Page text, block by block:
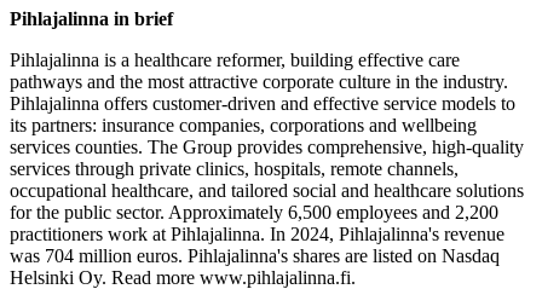
Pihlajalinna in brief
Pihlajalinna is a healthcare reformer, building effective care
pathways and the most attractive corporate culture in the industry.
Pihlajalinna offers customer-driven and effective service models to
its partners: insurance companies, corporations and wellbeing
services counties. The Group provides comprehensive, high-quality
services through private clinics, hospitals, remote channels,
occupational healthcare, and tailored social and healthcare solutions
for the public sector. Approximately 6,500 employees and 2,200
practitioners work at Pihlajalinna. In 2024, Pihlajalinna's revenue
was 704 million euros. Pihlajalinna's shares are listed on Nasdaq
Helsinki Oy. Read more www.pihlajalinna.fi.